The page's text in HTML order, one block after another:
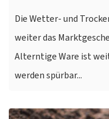
Die Wetter- und
weiter das
Alterntige Ware ist
werden spürbar...